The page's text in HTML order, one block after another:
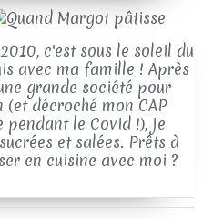
c'est sous le soleil du
avec ma famille ! Après
grande société pour
décroché mon CAP
le Covid !), je
et salées. Prêts à
en cuisine avec moi ?